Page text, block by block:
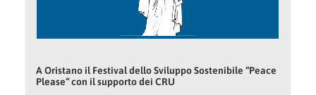
A Oristano il Festival dello Sviluppo Sostenibile “Peace
Please“ con il supporto dei CRU